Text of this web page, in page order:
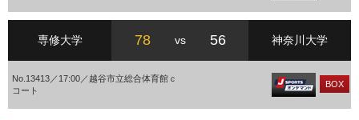
専修大学 78 vs 56 神奈川大学
No.13413／17:00／越谷市立総合体育館ｃ
コート
BOX